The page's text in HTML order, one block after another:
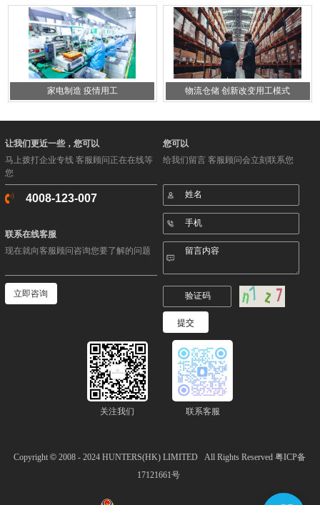
家电制造 疫情用工 物流仓储 创新改变用工模式
让我们更近一些，您可以
马上拨打企业专线 客服顾问正在在线等
您
4008-123-007
联系在线客服
现在就向客服顾问咨询您要了解的问题
立即咨询
您可以
给我们留言 客服顾问会立刻联系您
关注我们 联系客服
Copyright© 2008 - 2024HUNTERS(HK) LIMITED All Rights Reserved粤ICP备
17121661号